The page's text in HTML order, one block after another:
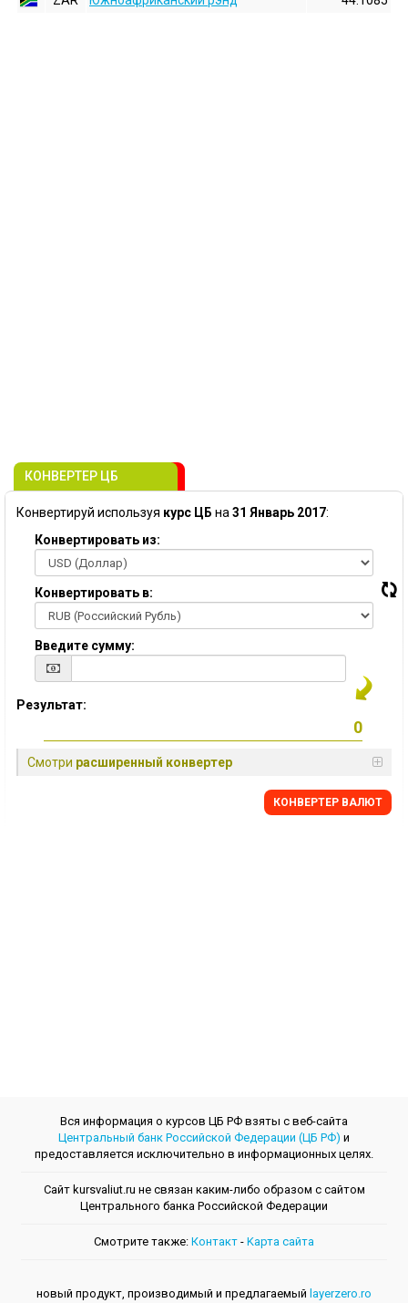
КОНВЕРТЕР ЦБ
Конвертируй используя курс ЦБ на 31 Январь 2017:
Конвертировать из:
Конвертировать в:
Введите сумму:
Результат:
Смотри расширенный конвертер
КОНВЕРТЕР ВАЛЮТ
Вся информация о курсов ЦБ РФ взяты с веб-сайта
Центральный банк Российской Федерации (ЦБ РФ) и
предоставляется исключительно в информационных целях.
Сайт kursvaliut.ru не связан каким-либо образом с сайтом
Центрального банкa Российской Федерации
Смотрите также: Контакт - Kарта сайта
новый продукт, производимый и предлагаемый layerzero.ro